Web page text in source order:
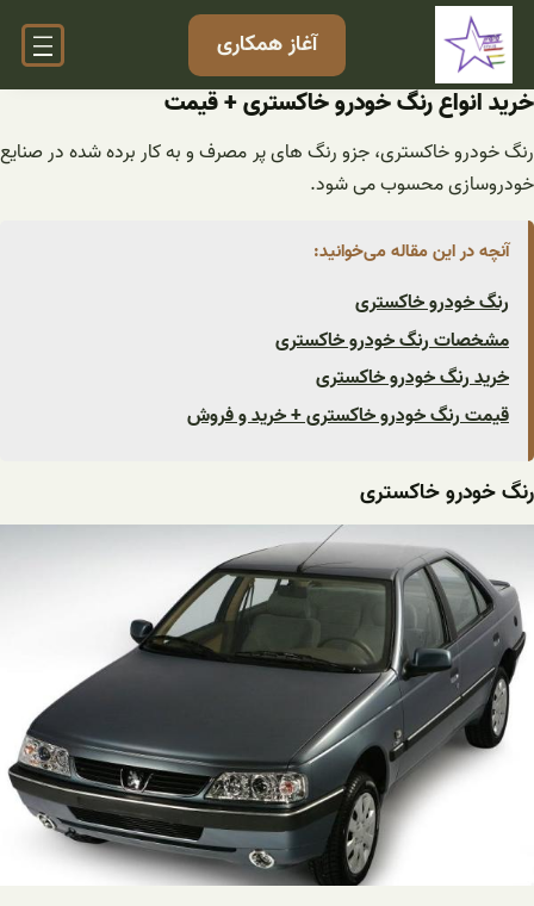
رفتن
محتوا
آغاز همکاری
خرید انواع رنگ خودرو خاکستری + قیمت
رنگ خودرو خاکستری، جزو رنگ های پر مصرف و به کار برده شده در صنایع
خودروسازی محسوب می شود.
آنچه در این مقاله می‌خوانید:
رنگ خودرو خاکستری
مشخصات رنگ خودرو خاکستری
خرید رنگ خودرو خاکستری
قیمت رنگ خودرو خاکستری + خرید و فروش
رنگ خودرو خاکستری